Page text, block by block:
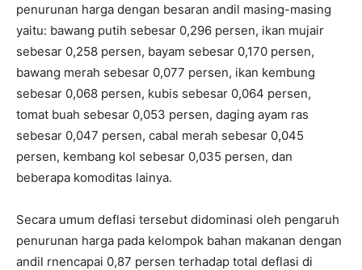
penurunan harga dengan besaran andil masing-masing
yaitu: bawang putih sebesar 0,296 persen, ikan mujair
sebesar 0,258 persen, bayam sebesar 0,170 persen,
bawang merah sebesar 0,077 persen, ikan kembung
sebesar 0,068 persen, kubis sebesar 0,064 persen,
tomat buah sebesar 0,053 persen, daging ayam ras
sebesar 0,047 persen, cabal merah sebesar 0,045
persen, kembang kol sebesar 0,035 persen, dan
beberapa komoditas lainya.
Secara umum deflasi tersebut didominasi oleh pengaruh
penurunan harga pada kelompok bahan makanan dengan
andil rnencapai 0,87 persen terhadap total deflasi di